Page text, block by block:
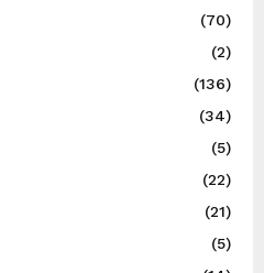
(70)
(2)
(136)
(34)
(5)
(22)
(21)
(5)